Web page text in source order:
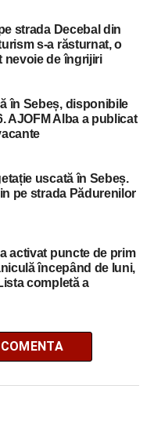
strada Decebal din
s-a răsturnat, o
nevoie de îngrijiri
în Sebeș, disponibile
AJOFM Alba a publicat
uscată în Sebeș.
pe strada Pădurenilor
activat puncte de prim
începând de luni,
completă a